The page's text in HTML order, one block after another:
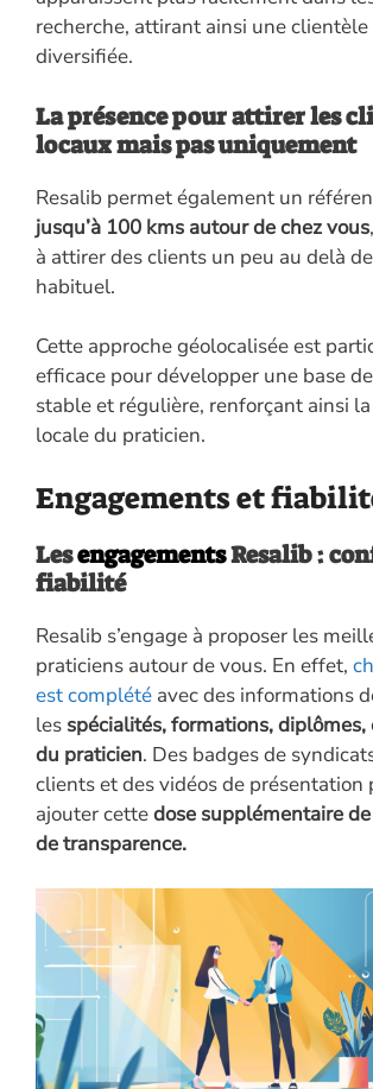
recherche, attirant ainsi une
diversifiée.
La présence pour attirer les
locaux mais pas uniquement
Resalib permet également un
jusqu’à 100 kms autour de chez vous
à attirer des clients un peu au delà
habituel.
Cette approche géolocalisée est
efficace pour développer une base
stable et régulière, renforçant ainsi
locale du praticien.
Engagements et
LesengagementsResalib :
fiabilité
Resalib s’engage à proposer les
praticiens autour de vous. En effet,
est complété avec des informations
les spécialités, formations,
du praticien. Des badges de
clients et des vidéos de présentation
ajouter cettedose supplémentaire
de transparence.